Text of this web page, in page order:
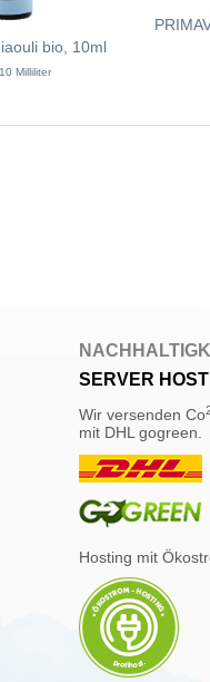
bio, 10ml
10 Milliliter
SERVER
Wir versenden Co
mit DHL gogreen.
Hosting mit